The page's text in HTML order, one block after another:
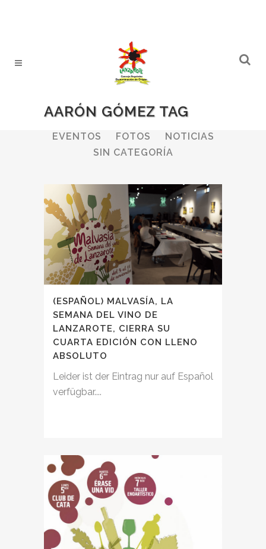
AARÓN GÓMEZ TAG
ALL BODEGAS
BOLETINES
EVENTOS
FOTOS
NOTICIAS
SIN CATEGORÍA
(ESPAÑOL) MALVASÍA, LA
SEMANA DEL VINO DE
LANZAROTE, CIERRA SU
CUARTA EDICIÓN CON LLENO
ABSOLUTO
Leider ist der Eintrag nur auf Español
verfügbar....